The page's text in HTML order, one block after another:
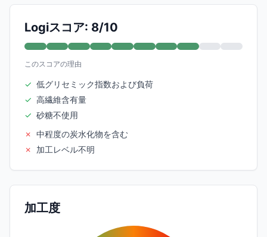
Logiスコア: 8/10
このスコアの理由
✓ 低グリセミック指数および負荷
✓ 高繊維含有量
✓ 砂糖不使用
✗ 中程度の炭水化物を含む
✗
加工レベル不明
加工度